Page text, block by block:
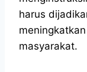
harus
masyarakat.